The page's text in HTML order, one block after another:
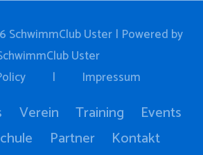
SchwimmClub Uster| Powered by
Uster
| Impressum
Verein Training
Events
Partner Kontakt